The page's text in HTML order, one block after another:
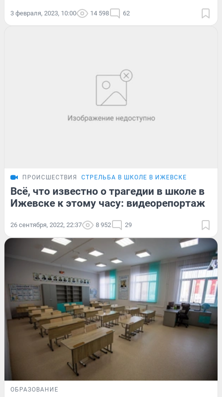
3 февраля, 2023, 10:00 14 598 62
ПРОИСШЕСТВИЯ СТРЕЛЬБА В ШКОЛЕ В ИЖЕВСКЕ
Всё, что известно о трагедии в школе в
Ижевске к этому часу: видеорепортаж
26 сентября, 2022, 22:37 8 952 29
ОБРАЗОВАНИЕ